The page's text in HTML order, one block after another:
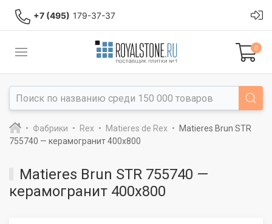
+7 (495) 179-37-37
0
Фабрики Rex Matieres de Rex
Matieres Brun STR
755740 — керамогранит 400x800
Matieres Brun STR 755740 —
керамогранит 400x800